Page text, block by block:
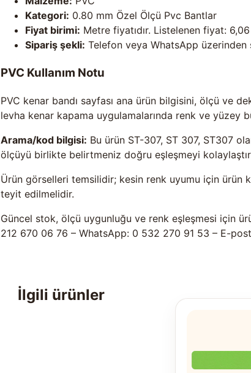
Kategori: 0.80 mm Özel Ölçü Pvc Bantlar
Fiyat birimi: Metre fiyatıdır. Listelenen fiyat:
Sipariş şekli: Telefon veya WhatsApp
PVC Kullanım Notu
PVC kenar bandı sayfası ana ürün bilgisini, ölçü ve
levha kenar kapama uygulamalarında renk ve yüzey
Arama/kod bilgisi: Bu ürün ST-307, ST 307, ST307
ölçüyü birlikte belirtmeniz doğru eşleşmeyi
Ürün görselleri temsilidir; kesin renk uyumu için ürün
teyit edilmelidir.
Güncel stok, ölçü uygunluğu ve renk eşleşmesi için
212 670 06 76 – WhatsApp: 0 532 270 91 53 – E-
İlgili ürünler